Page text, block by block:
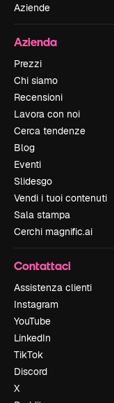
Aziende
Azienda
Prezzi
Chi siamo
Recensioni
Lavora con noi
Cerca tendenze
Blog
Eventi
Slidesgo
Vendi i tuoi contenuti
Sala stampa
Cerchi magnific.ai
Contattaci
Assistenza clienti
Instagram
YouTube
LinkedIn
TikTok
Discord
X